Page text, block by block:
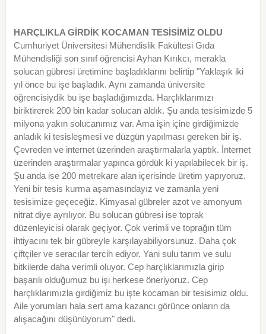
HARÇLIKLA GİRDİK KOCAMAN TESİSİMİZ OLDU
Cumhuriyet Üniversitesi Mühendislik Fakültesi Gıda
Mühendisliği son sınıf öğrencisi Ayhan Kırıkcı, merakla
solucan gübresi üretimine başladıklarını belirtip "Yaklaşık iki
yıl önce bu işe başladık. Aynı zamanda üniversite
öğrencisiydik bu işe başladığımızda. Harçlıklarımızı
biriktirerek 200 bin kadar solucan aldık. Şu anda tesisimizde 5
milyona yakın solucanımız var. Ama işin içine girdiğimizde
anladık ki tesisleşmesi ve düzgün yapılması gereken bir iş.
Çevreden ve internet üzerinden araştırmalarla yaptık. İnternet
üzerinden araştırmalar yapınca gördük ki yapılabilecek bir iş.
Şu anda ise 200 metrekare alan içerisinde üretim yapıyoruz.
Yeni bir tesis kurma aşamasındayız ve zamanla yeni
tesisimize geçeceğiz. Kimyasal gübreler azot ve amonyum
nitrat diye ayrılıyor. Bu solucan gübresi ise toprak
düzenleyicisi olarak geçiyor. Çok verimli ve toprağın tüm
ihtiyacını tek bir gübreyle karşılayabiliyorsunuz. Daha çok
çiftçiler ve seracılar tercih ediyor. Yani sulu tarım ve sulu
bitkilerde daha verimli oluyor. Cep harçlıklarımızla girip
başarılı olduğumuz bu işi herkese öneriyoruz. Cep
harçlıklarımızla girdiğimiz bu işte kocaman bir tesisimiz oldu.
Aile yorumları hala sert ama kazancı görünce onların da
alışacağını düşünüyorum" dedi.